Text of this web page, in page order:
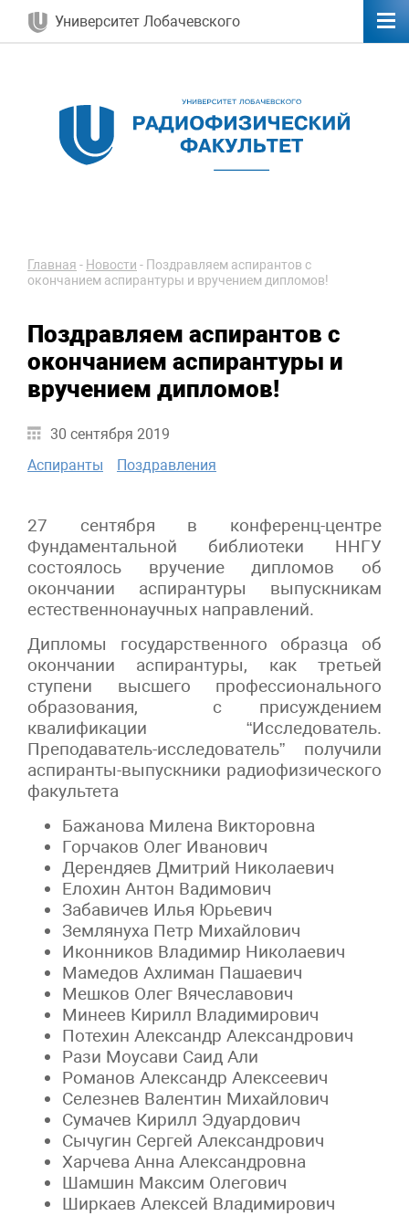
Университет Лобачевского
Главная - Новости - Поздравляем аспирантов с
окончанием аспирантуры и вручением дипломов!
Поздравляем аспирантов с
окончанием аспирантуры и
вручением дипломов!
30 сентября 2019
Аспиранты
Поздравления
27 сентября в конференц-центре
Фундаментальной библиотеки ННГУ
состоялось вручение дипломов об
окончании аспирантуры выпускникам
естественнонаучных направлений.
Дипломы государственного образца об
окончании аспирантуры, как третьей
ступени высшего профессионального
образования, с присуждением
квалификации “Исследователь.
Преподаватель-исследователь” получили
аспиранты-выпускники радиофизического
факультета
Бажанова Милена Викторовна
Горчаков Олег Иванович
Дерендяев Дмитрий Николаевич
Елохин Антон Вадимович
Забавичев Илья Юрьевич
Землянуха Петр Михайлович
Иконников Владимир Николаевич
Мамедов Ахлиман Пашаевич
Мешков Олег Вячеславович
Минеев Кирилл Владимирович
Потехин Александр Александрович
Рази Моусави Саид Али
Романов Александр Алексеевич
Селезнев Валентин Михайлович
Сумачев Кирилл Эдуардович
Сычугин Сергей Александрович
Харчева Анна Александровна
Шамшин Максим Олегович
Ширкаев Алексей Владимирович